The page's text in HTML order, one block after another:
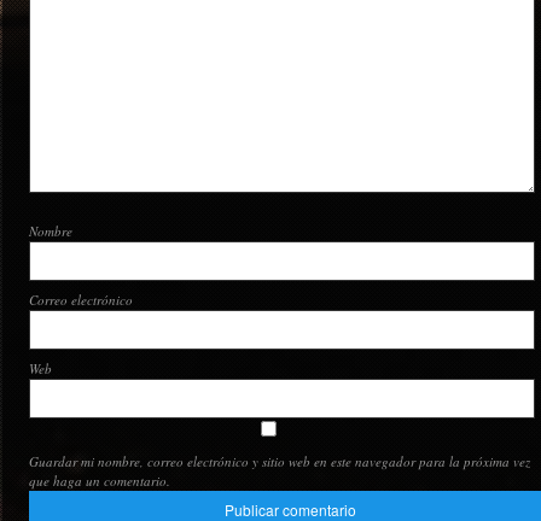
Nombre
Correo electrónico
Web
Guardar mi nombre, correo electrónico y sitio web en este navegador para la próxima vez
que haga un comentario.